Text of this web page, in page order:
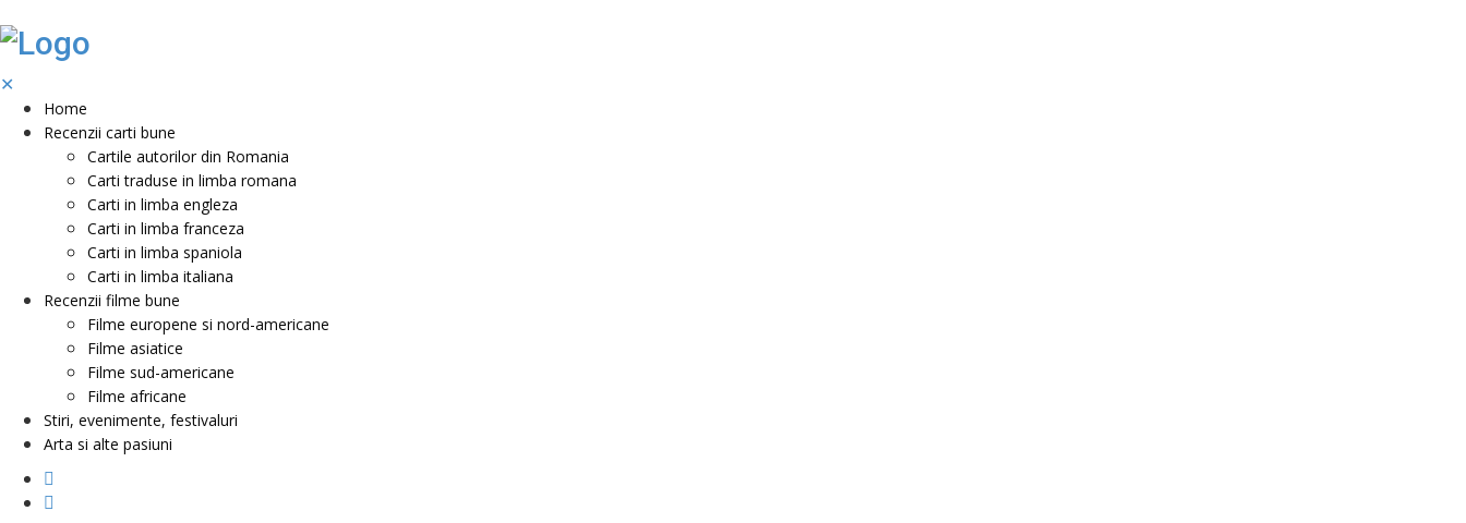
✕
Home
Recenzii carti bune
Cartile autorilor din Romania
Carti traduse in limba romana
Carti in limba engleza
Carti in limba franceza
Carti in limba spaniola
Carti in limba italiana
Recenzii filme bune
Filme europene si nord-americane
Filme asiatice
Filme sud-americane
Filme africane
Stiri, evenimente, festivaluri
Arta si alte pasiuni